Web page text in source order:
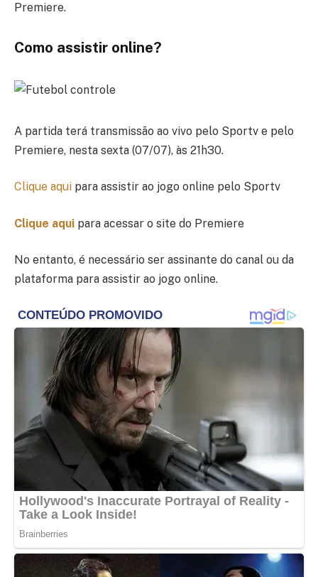
Premiere.
Como assistir online?
A partida terá transmissão ao vivo pelo Sportv e pelo
Premiere, nesta sexta (07/07), às 21h30.
Clique aqui para assistir ao jogo online pelo Sportv
Clique aqui para acessar o site do Premiere
No entanto, é necessário ser assinante do canal ou da
plataforma para assistir ao jogo online.